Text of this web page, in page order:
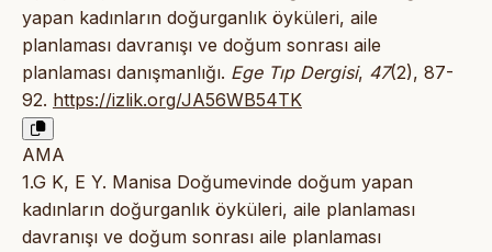
yapan kadınların doğurganlık öyküleri, aile
planlaması davranışı ve doğum sonrası aile
planlaması danışmanlığı. Ege Tıp Dergisi, 47(2), 87-
92. https://izlik.org/JA56WB54TK
AMA
1.G K, E Y. Manisa Doğumevinde doğum yapan
kadınların doğurganlık öyküleri, aile planlaması
davranışı ve doğum sonrası aile planlaması